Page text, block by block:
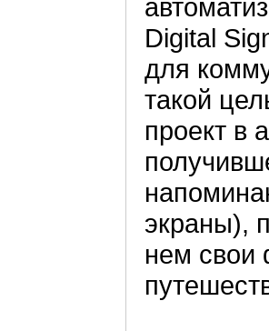
Digital
для
такой
проект в
экраны),
нем свои